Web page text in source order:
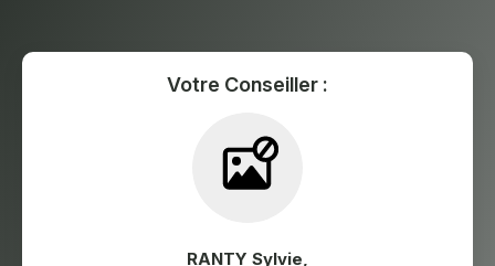
Votre Conseiller :
RANTY Sylvie